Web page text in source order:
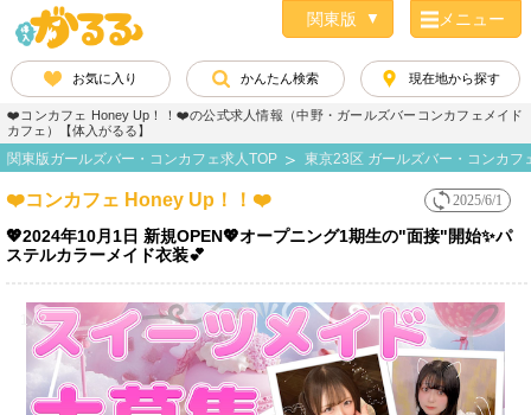
メニュー
お気に入り かんたん検索 現在地から探す
❤️コンカフェ Honey Up！！❤️の公式求人情報（中野・ガールズバーコンカフェメイド
カフェ）【体入がるる】
関東版ガールズバー・コンカフェ求人TOP 東京23区 ガールズバー・コンカフ
2025/6/1
❤️コンカフェ Honey Up！！❤️
💖2024年10月1日 新規OPEN💖オープニング1期生の"面接"開始✨パ
ステルカラーメイド衣装💕
1 / 2